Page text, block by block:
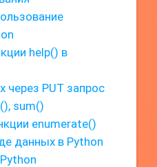
help() в
через PUT запрос
sum()
enumerate()
данных в Python